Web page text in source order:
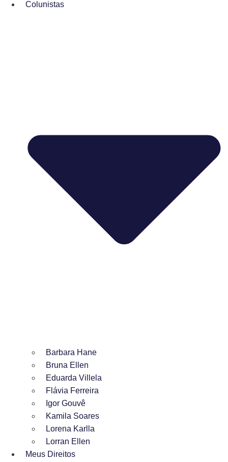
Colunistas
Barbara Hane
Bruna Ellen
Eduarda Villela
Flávia Ferreira
Igor Gouvê
Kamila Soares
Lorena Karlla
Lorran Ellen
Meus Direitos